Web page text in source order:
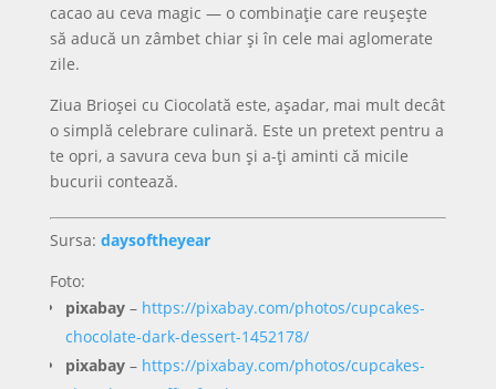
cacao au ceva magic — o combinație care reușește
să aducă un zâmbet chiar și în cele mai aglomerate
zile.
Ziua Brioșei cu Ciocolată este, așadar, mai mult decât
o simplă celebrare culinară. Este un pretext pentru a
te opri, a savura ceva bun și a-ți aminti că micile
bucurii contează.
Sursa: daysoftheyear
Foto:
pixabay– https://pixabay.com/photos/cupcakes-
chocolate-dark-dessert-1452178/
pixabay– https://pixabay.com/photos/cupcakes-